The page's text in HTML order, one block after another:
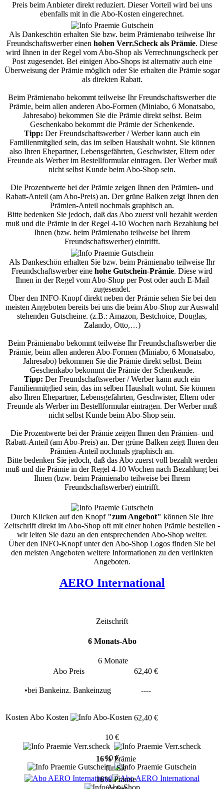
Preis beim Anbieter direkt reduziert. Dieser Vorteil wird bei uns
ebenfalls mit in die Abo-Kosten eingerechnet.
Als Dankeschön erhalten Sie bzw. beim Prämienabo teilweise Ihr
Freundschaftswerber einen hohen Verr.Scheck als Prämie. Diese
wird Ihnen in der Regel vom Abo-Shop als Verrechnungscheck per
Post zugesendet. Bei einigen Abo-Shops ist alternativ auch eine
Überweisung der Prämie möglich oder Sie erhalten die Prämie sogar
als direkten Rabatt.
Beim Prämienabo bekommt teilweise Ihr Freundschaftswerber die
Prämie, beim allen anderen Abo-Formen (Miniabo, 6 Monatsabo,
Jahresabo) bekommen Sie die Prämie direkt selbst. Beim
Geschenkabo bekommt die Prämie der Schenkende.
Tipp: Der Freundschaftswerber / Werber kann auch ein
Familienmitglied sein, das im selben Haushalt wohnt. Sie können
also Ihren Ehepartner, Lebensgefährten, Geschwister, Eltern oder
Freunde als Werber im Bestellformular eintragen. Der Werber muß
nicht selbst Kunde beim Abo-Shop sein.
Die Prozentwerte bei der Prämie zeigen Ihnen den Prämien- und
Rabatt-Anteil (am Abo-Preis) an. Der grüne Balken zeigt Ihnen den
Prämien-Anteil nochmals graphisch an.
Bitte bedenken Sie jedoch, daß das Abo zuerst voll bezahlt werden
muß und die Prämie in der Regel 4-10 Wochen nach Bezahlung bei
Ihnen (bzw. beim Prämienabo teilweise bei Ihrem
Freundschaftswerber) eintrifft.
Als Dankeschön erhalten Sie bzw. beim Prämienabo teilweise Ihr
Freundschaftswerber eine hohe Gutschein-Prämie. Diese wird
Ihnen in der Regel vom Abo-Shop per Post oder auch E-Mail
zugesendet.
Über den INFO-Knopf direkt neben der Prämie sehen Sie bei den
meisten Angeboten bereits bei uns die beim Abo-Shop zur Auswahl
stehenden Gutscheine. (z.B.: Amazon, Bestchoice, Douglas,
Zalando, Otto,…)
Beim Prämienabo bekommt teilweise Ihr Freundschaftswerber die
Prämie, beim allen anderen Abo-Formen (Miniabo, 6 Monatsabo,
Jahresabo) bekommen Sie die Prämie direkt selbst. Beim
Geschenkabo bekommt die Prämie der Schenkende.
Tipp: Der Freundschaftswerber / Werber kann auch ein
Familienmitglied sein, das im selben Haushalt wohnt. Sie können
also Ihren Ehepartner, Lebensgefährten, Geschwister, Eltern oder
Freunde als Werber im Bestellformular eintragen. Der Werber muß
nicht selbst Kunde beim Abo-Shop sein.
Die Prozentwerte bei der Prämie zeigen Ihnen den Prämien- und
Rabatt-Anteil (am Abo-Preis) an. Der grüne Balken zeigt Ihnen den
Prämien-Anteil nochmals graphisch an.
Bitte bedenken Sie jedoch, daß das Abo zuerst voll bezahlt werden
muß und die Prämie in der Regel 4-10 Wochen nach Bezahlung bei
Ihnen (bzw. beim Prämienabo teilweise bei Ihrem
Freundschaftswerber) eintrifft.
Durch Klicken auf den Knopf "zum Angebot" können Sie Ihre
Zeitschrift direkt im Abo-Shop oft mit einer hohen Prämie bestellen -
wir leiten Sie dazu an den entsprechenden Abo-Shop weiter.
Über den INFO-Knopf unter den Abo-Shop Logos finden Sie bei
den meisten Angeboten weitere Informationen zu den verlinkten
Angeboten.
AERO International
Zeitschrift
6 Monats-Abo
6 Monate
Abo Preis
62,40 €
•bei Bankeinz. Bankeinzug ----
Kosten Abo Kosten 62,40 €
10 €
16% Prämie
für Sie
10 €
16% Prämie